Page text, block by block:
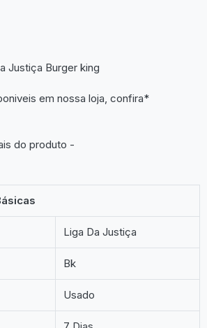
Justiça Burger king
em nossa loja, confira*
do produto -
Liga Da Justiça
Bk
Usado